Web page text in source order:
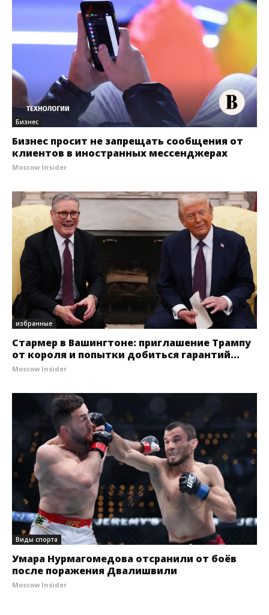
Бизнес
Бизнес просит не запрещать сообщения от
клиентов в иностранных мессенджерах
Moscow Insider
избранные
Стармер в Вашингтоне: приглашение Трампу
от короля и попытки добиться гарантий...
Moscow Insider
Виды спорта
Умара Нурмагомедова отсранили от боёв
после поражения Двалишвили
Moscow Insider